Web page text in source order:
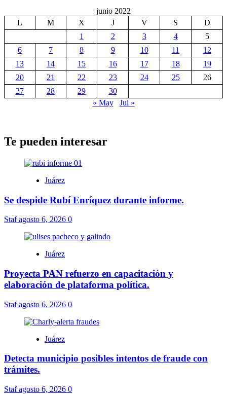
junio 2022
L
M X J V S
D
1
2 3 4
5
6
7 8 9 10 11
12
13
14 15 16 17 18
19
20
21 22 23 24 25
26
27
28 29
30
« May
Jul »
Te pueden interesar
Juárez
Se despide Rubí Enríquez durante informe.
Stafagosto 6, 2026 0
Juárez
Proyecta PAN refuerzo en capacitación y
elaboración de plataforma política.
Stafagosto 6, 2026 0
Juárez
Detecta municipio posibles intentos de fraude con
trámites.
Stafagosto 6, 2026 0